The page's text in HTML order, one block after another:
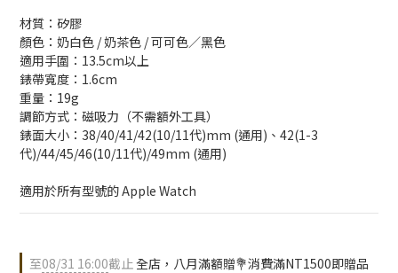
材質：矽膠
顏色：奶白色 / 奶茶色 / 可可色／黑色
適用手圍：13.5cm以上
錶帶寬度：1.6cm
重量：19g
調節方式：磁吸力（不需額外工具）
錶面大小：38/40/41/42(10/11代)mm (通用)、42(1-3
代)/44/45/46(10/11代)/49mm (通用)
適用於所有型號的 Apple Watch
至08/31 16:00截止全店，八月滿額贈💐消費滿NT1500即贈品